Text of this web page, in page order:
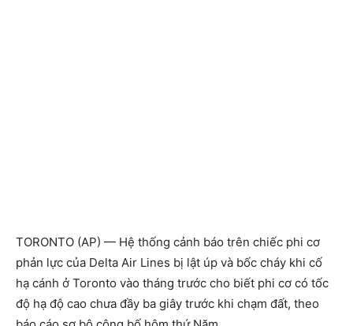
TORONTO (AP) — Hệ thống cảnh báo trên chiếc phi cơ
phản lực của Delta Air Lines bị lật úp và bốc cháy khi cố
hạ cánh ở Toronto vào tháng trước cho biết phi cơ có tốc
độ hạ độ cao chưa đầy ba giây trước khi chạm đất, theo